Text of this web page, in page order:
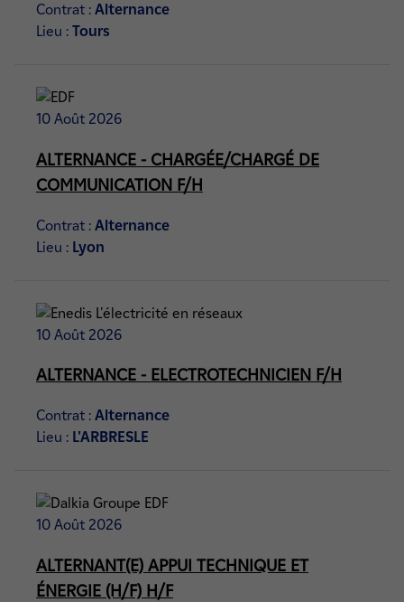
Contrat : Alternance
Lieu : Tours
10 Août 2026
ALTERNANCE - CHARGÉE/CHARGÉ DE
COMMUNICATION F/H
Contrat : Alternance
Lieu : Lyon
10 Août 2026
ALTERNANCE - ELECTROTECHNICIEN F/H
Contrat : Alternance
Lieu : L'ARBRESLE
10 Août 2026
ALTERNANT(E) APPUI TECHNIQUE ET
ÉNERGIE (H/F) H/F